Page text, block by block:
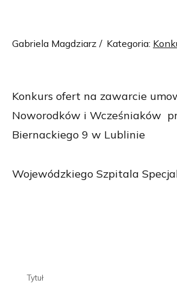
Gabriela Magdziarz Kategoria:
Konkurs ofert na zawarcie
Noworodków i Wcześniaków
Biernackiego 9 w Lublinie
Wojewódzkiego Szpitala
Tytuł